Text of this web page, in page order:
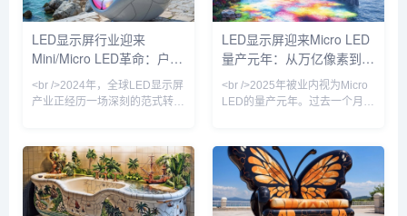
LED芯片成本以每年35%的速度
下探——三星、京东方、利亚德
与友达的产线良率在近两个季度
相继突破99.9%的生死线。这意
牌
2025年全球LED显示屏市场规
模将突破120亿美元，同比增长
超15%。这背后，既有传统户外
广告屏的存量升级，更有Micro
等新技术的规
LED显示屏行业迎来
Mini/Micro LED革命：户外
广告与虚拟拍摄双轮驱动
<br />2024年，全球LED显示屏
产业正经历一场深刻的范式转
面贴装）与COB（板上芯片）
技术格局已被彻底打破，
Mini/Micro LED技术从实验室加
速走向量产线，成为驱动市场增
LED显示屏迎来Micro LED
量产元年：从万亿像素到虚
拟影棚的产业跃迁
<br />2025年被业内视为Micro
LED的量产元年。过去一个月
99.99%，而利亚德在其北京工
厂正式启用了全球首条全自动巨
量转移产线，单班产能达到
3000片晶圆。这标志着困扰行